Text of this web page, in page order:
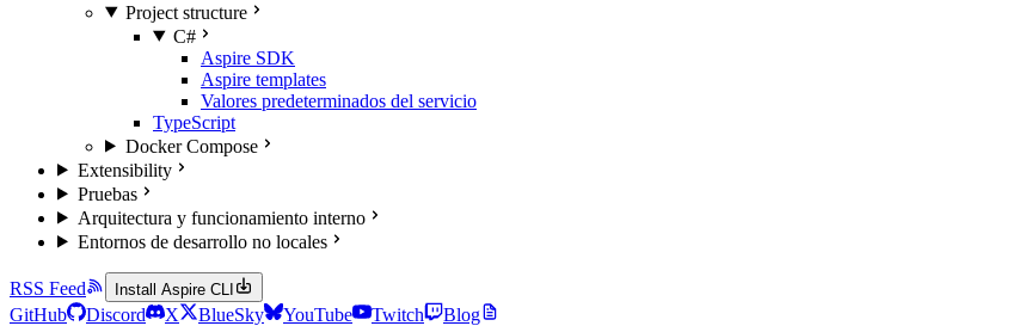
Project structure
C#
Aspire SDK
Aspire templates
Valores predeterminados del servicio
TypeScript
Docker Compose
Extensibility
Pruebas
Arquitectura y funcionamiento interno
Entornos de desarrollo no locales
RSS Feed Install Aspire CLI
GitHub Discord X BlueSky YouTube Twitch
Blog